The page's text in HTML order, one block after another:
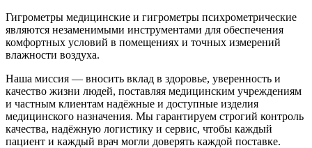
Гигрометры медицинские и гигрометры психрометрические
являются незаменимыми инструментами для обеспечения
комфортных условий в помещениях и точных измерений
влажности воздуха.
Наша миссия — вносить вклад в здоровье, уверенность и
качество жизни людей, поставляя медицинским учреждениям
и частным клиентам надёжные и доступные изделия
медицинского назначения. Мы гарантируем строгий контроль
качества, надёжную логистику и сервис, чтобы каждый
пациент и каждый врач могли доверять каждой поставке.